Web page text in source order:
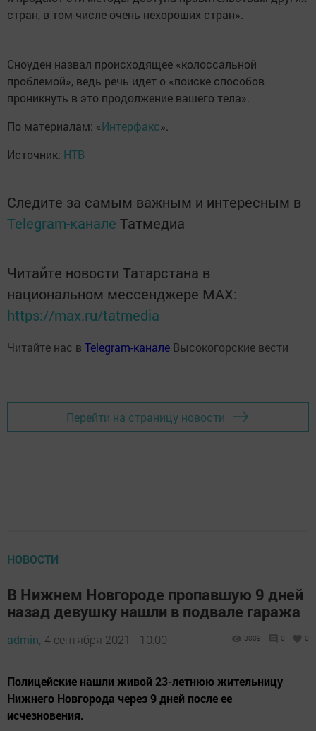
стран, в том числе очень нехороших стран».
Сноуден назвал происходящее «колоссальной
проблемой», ведь речь идет о «поиске способов
проникнуть в это продолжение вашего тела».
По материалам: «Интерфакс».
Источник: НТВ
Следите за самым важным и интересным в
Telegram-канале Татмедиа
Читайте новости Татарстана в
национальном мессенджере MАХ:
https://max.ru/tatmedia
Читайте нас в Telegram-канале Высокогорские вести
Перейти на страницу новости
НОВОСТИ
В Нижнем Новгороде пропавшую 9 дней
назад девушку нашли в подвале гаража
admin, 4 сентября 2021 - 10:00 3009 0 0
Полицейские нашли живой 23-летнюю жительницу
Нижнего Новгорода через 9 дней после ее
исчезновения.